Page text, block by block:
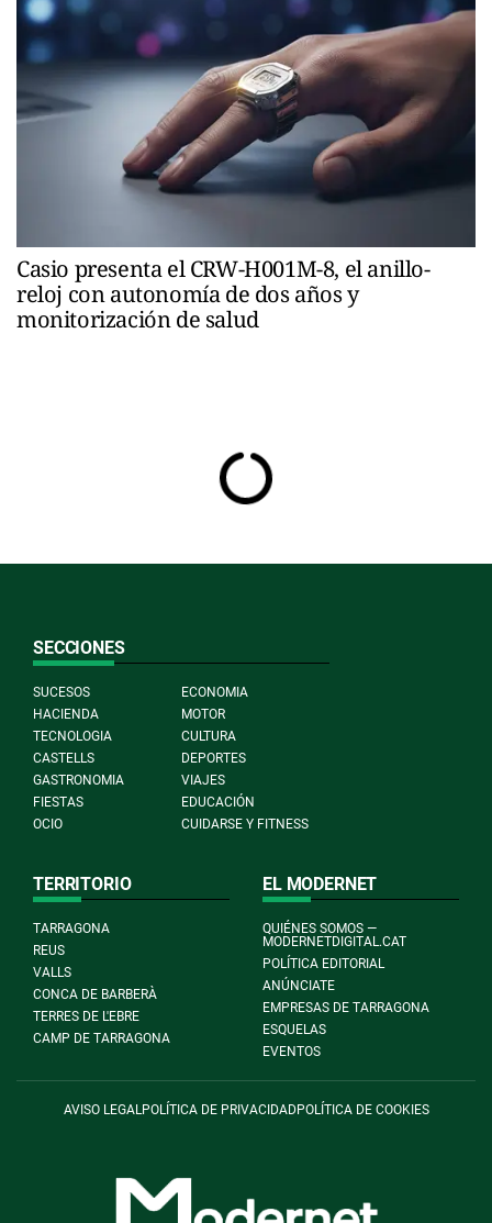
Casio presenta el CRW-H001M-8, el anillo-
reloj con autonomía de dos años y
monitorización de salud
SECCIONES
SUCESOS
ECONOMIA
HACIENDA
MOTOR
TECNOLOGIA
CULTURA
CASTELLS
DEPORTES
GASTRONOMIA
VIAJES
FIESTAS
EDUCACIÓN
OCIO
CUIDARSE Y FITNESS
TERRITORIO
TARRAGONA
REUS
VALLS
CONCA DE BARBERÀ
TERRES DE L'EBRE
CAMP DE TARRAGONA
EL MODERNET
QUIÉNES SOMOS —
MODERNETDIGITAL.CAT
POLÍTICA EDITORIAL
ANÚNCIATE
EMPRESAS DE TARRAGONA
ESQUELAS
EVENTOS
AVISO LEGALPOLÍTICA DE PRIVACIDADPOLÍTICA DE COOKIES